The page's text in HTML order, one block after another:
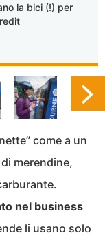
la bici (!) per
come a un
merendine,
nel business
li usano solo